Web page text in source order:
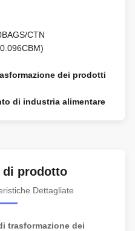
CTN
dei prodotti
di industria alimentare
di prodotto
Dettagliate
trasformazione dei